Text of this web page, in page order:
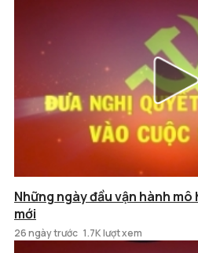
Những ngày đầu vận hành
mới
26 ngày trước 1.7K lượt xem